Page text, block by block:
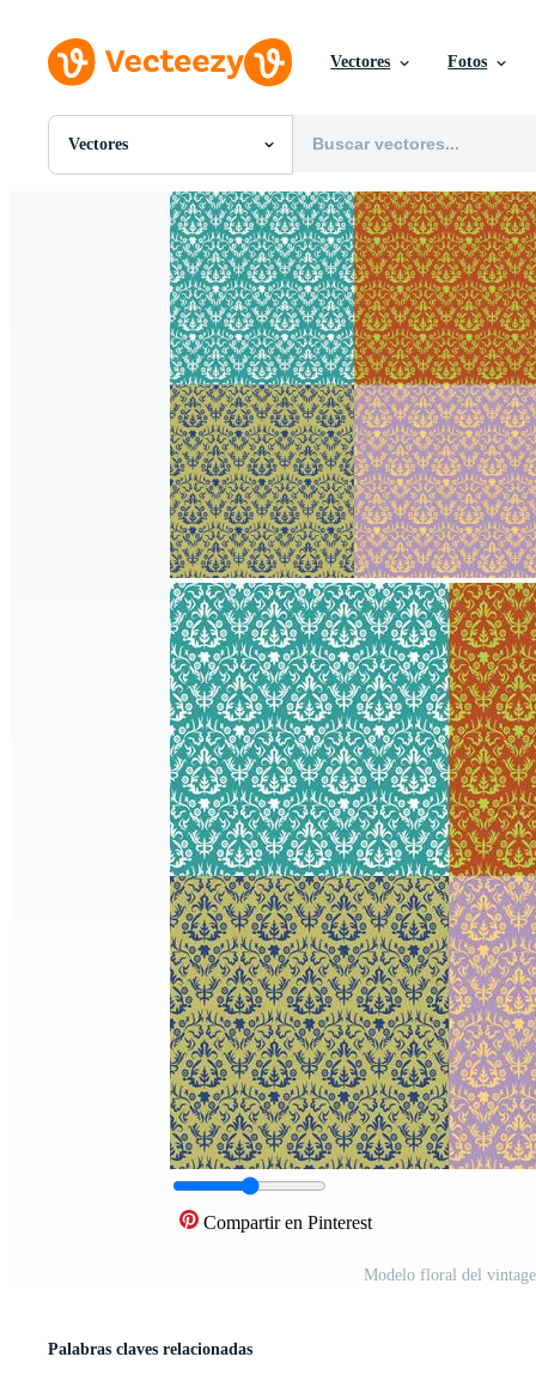
Vectores Fotos
Vectores
Todas Imágenes
Gráficos en Movimiento
Imágenes Editoriales
Eventos Editoriales
Compartir en Pinterest
Modelo floral del
Palabras claves relacionadas